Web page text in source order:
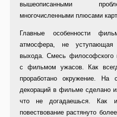
вышеописанными
многочисленными плюсами
Главные особенности
атмосфера, не уступающая
выхода. Смесь философского
с фильмом ужасов. Как
проработано окружение. На
декораций в фильме сделано
что не догадаешься. Как
повествование растянуто